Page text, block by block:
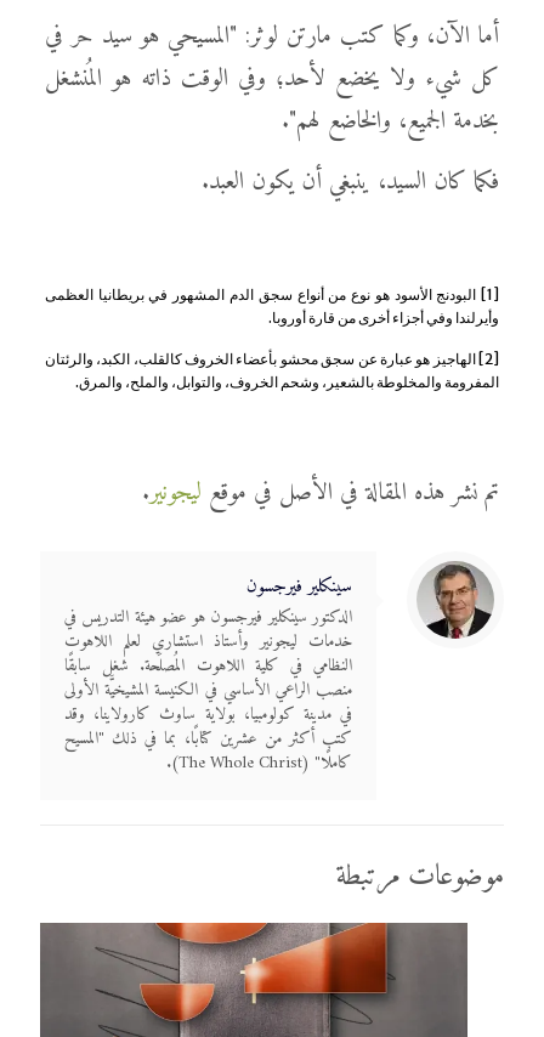
أما الآن، وكما كتب مارتن لوثر: "المسيحي هو سيد حر في
كل شيء ولا يخضع لأحد؛ وفي الوقت ذاته هو المُنشغل
بخدمة الجميع، والخاضع لهم".
فكما كان السيد، ينبغي أن يكون العبد.
البودنج الأسود هو نوع من أنواع سجق الدم المشهور في بريطانيا العظمى
وأيرلندا وفي أجزاء أخرى من قارة أوروبا.
الهاجيز هو عبارة عن سجق محشو بأعضاء الخروف كالقلب، الكبد، والرئتان
المفرومة والمخلوطة بالشعير، وشحم الخروف، والتوابل، والملح، والمرق.
تم نشر هذه المقالة في الأصل في موقع ليجونير.
سينكلير فيرجسون
الدكتور سينكلير فيرجسون هو عضو هيئة التدريس في
خدمات ليجونير وأستاذ استشاري لعلم اللاهوت
النظامي في كلية اللاهوت المُصلَحة. شغل سابقًا
منصب الراعي الأساسي في الكنيسة المشيخيَّة الأولى
في مدينة كولومبيا، بولاية ساوث كارولاينا، وقد
كتب أكثر من عشرين كتابًا، بما في ذلك "المسيح
كاملًا" (The Whole Christ).
موضوعات مرتبطة